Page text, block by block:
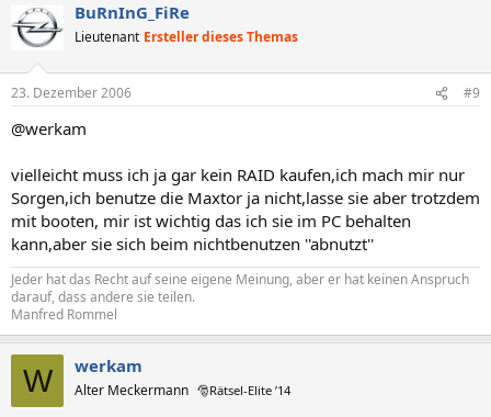
BuRnInG_FiRe
Lieutenant Ersteller dieses Themas
23. Dezember 2006 #9
@werkam
vielleicht muss ich ja gar kein RAID kaufen,ich mach mir nur
Sorgen,ich benutze die Maxtor ja nicht,lasse sie aber trotzdem
mit booten, mir ist wichtig das ich sie im PC behalten
kann,aber sie sich beim nichtbenutzen ''abnutzt''
Jeder hat das Recht auf seine eigene Meinung, aber er hat keinen Anspruch
darauf, dass andere sie teilen.
Manfred Rommel
W werkam
Alter Meckermann 🎅Rätsel-Elite ’14